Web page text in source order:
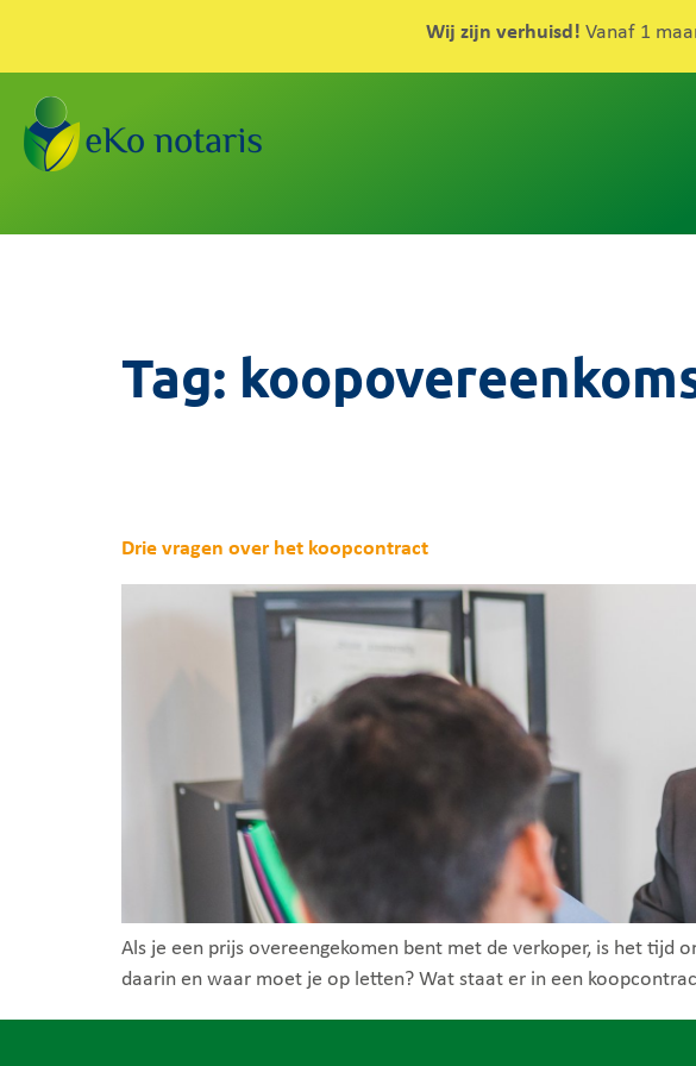
Wij zijn verhuisd! Vanaf 1
Tag:
Drie vragen over het koopcontract
Als je een prijs overeengekomen bent met de verkoper, is het tijd
daarin en waar moet je op letten? Wat staat er in een